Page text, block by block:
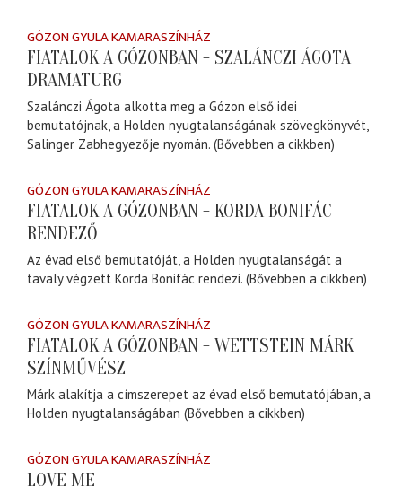
GÓZON GYULA KAMARASZÍNHÁZ
FIATALOK A GÓZONBAN - SZALÁNCZI ÁGOTA
DRAMATURG
Szalánczi Ágota alkotta meg a Gózon első idei
bemutatójnak, a Holden nyugtalanságának szövegkönyvét,
Salinger Zabhegyezője nyomán. (Bővebben a cikkben)
GÓZON GYULA KAMARASZÍNHÁZ
FIATALOK A GÓZONBAN - KORDA BONIFÁC
RENDEZŐ
Az évad első bemutatóját, a Holden nyugtalanságát a
tavaly végzett Korda Bonifác rendezi. (Bővebben a cikkben)
GÓZON GYULA KAMARASZÍNHÁZ
FIATALOK A GÓZONBAN - WETTSTEIN MÁRK
SZÍNMŰVÉSZ
Márk alakítja a címszerepet az évad első bemutatójában, a
Holden nyugtalanságában (Bővebben a cikkben)
GÓZON GYULA KAMARASZÍNHÁZ
LOVE ME